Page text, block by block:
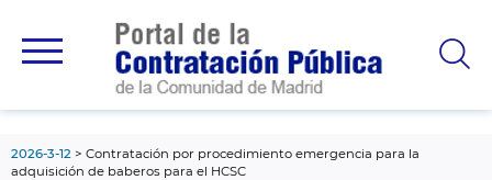
principal
2026-3-12
Contratación por procedimiento emergencia para la
adquisición de baberos para el HCSC